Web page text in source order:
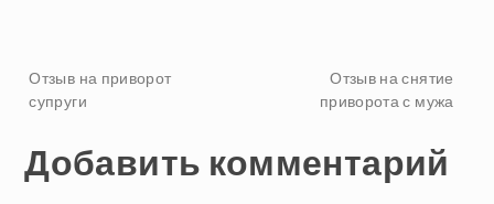
Навигация
по
Отзыв на приворот
супруги
Отзыв на снятие
приворота с мужа
Добавить комментарий